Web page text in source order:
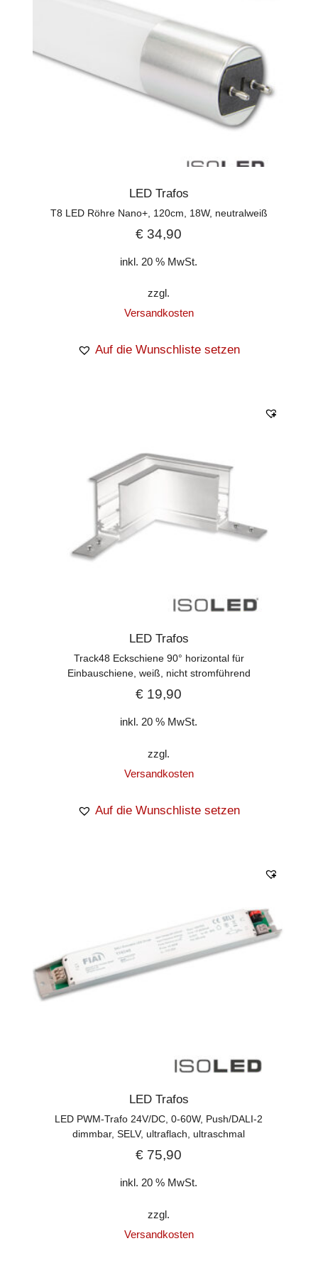
LED Trafos
T8 LED Röhre Nano+, 120cm, 18W, neutralweiß
€ 34,90
inkl. 20 % MwSt.
zzgl.
Versandkosten
Auf die Wunschliste setzen
LED Trafos
Track48 Eckschiene 90° horizontal für
Einbauschiene, weiß, nicht stromführend
€ 19,90
inkl. 20 % MwSt.
zzgl.
Versandkosten
Auf die Wunschliste setzen
LED Trafos
LED PWM-Trafo 24V/DC, 0-60W, Push/DALI-2
dimmbar, SELV, ultraflach, ultraschmal
€ 75,90
inkl. 20 % MwSt.
zzgl.
Versandkosten